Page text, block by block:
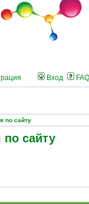
Вход FAQ
по сайту
сайту